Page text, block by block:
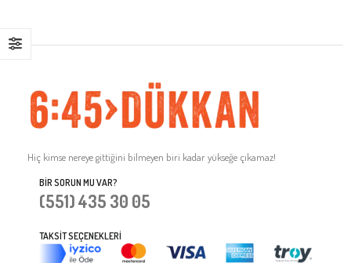
Hiç kimse nereye gittiğini bilmeyen biri kadar yükseğe çıkamaz!
BIR SORUN MU VAR?
(551) 435 30 05
TAKSIT SEÇENEKLERI